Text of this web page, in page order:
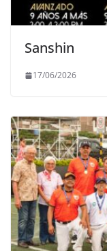
Sanshin
17/06/2026